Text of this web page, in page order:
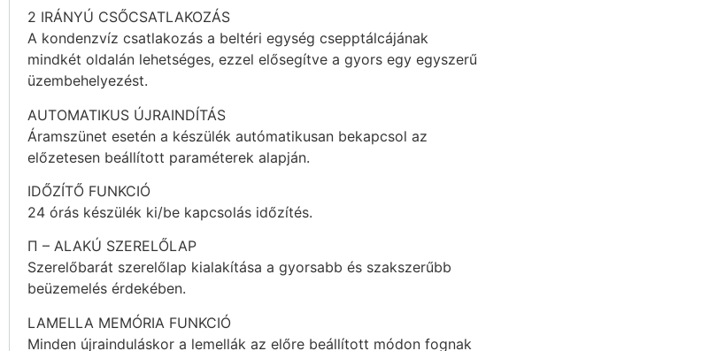
2 IRÁNYÚ CSŐCSATLAKOZÁS
A kondenzvíz csatlakozás a beltéri egység csepptálcájának
mindkét oldalán lehetséges, ezzel elősegítve a gyors egy egyszerű
üzembehelyezést.
AUTOMATIKUS ÚJRAINDÍTÁS
Áramszünet esetén a készülék autómatikusan bekapcsol az
előzetesen beállított paraméterek alapján.
IDŐZÍTŐ FUNKCIÓ
24 órás készülék ki/be kapcsolás időzítés.
Π – ALAKÚ SZERELŐLAP
Szerelőbarát szerelőlap kialakítása a gyorsabb és szakszerűbb
beüzemelés érdekében.
LAMELLA MEMÓRIA FUNKCIÓ
Minden újrainduláskor a lemellák az előre beállított módon fognak